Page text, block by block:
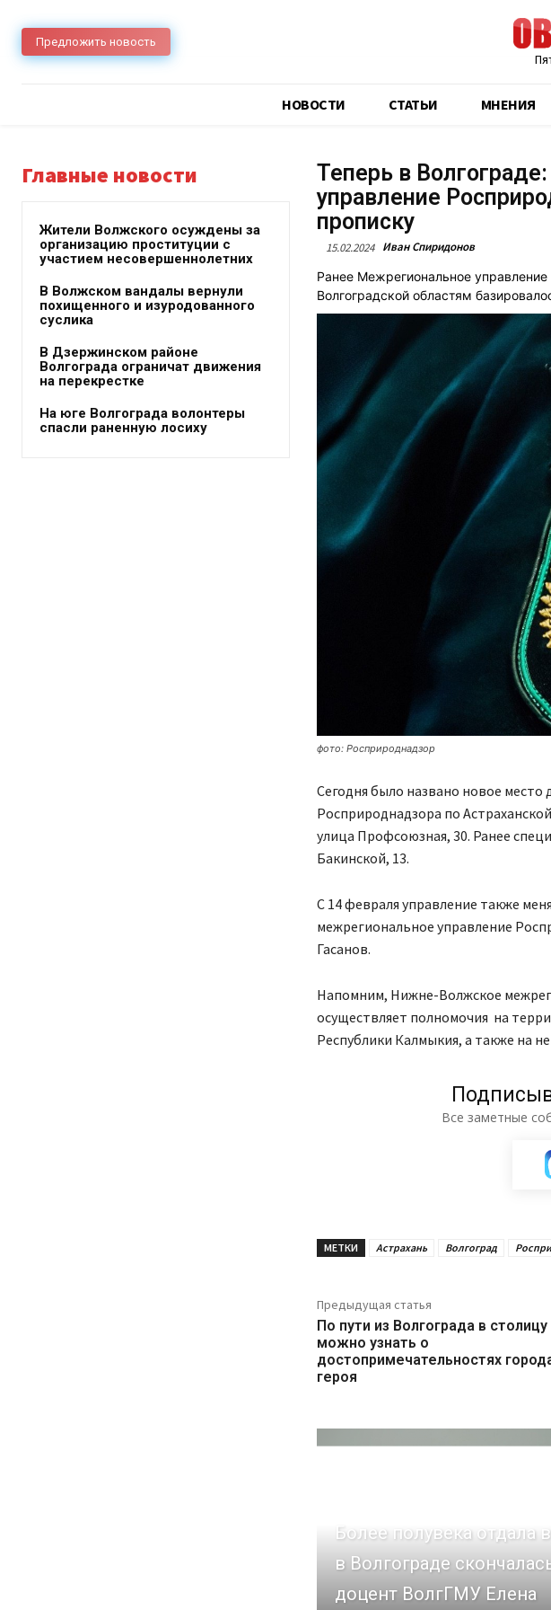
Предложить новость
НОВОСТИ CТАТЬИ МНЕНИЯ
Главные новости
Жители Волжского осуждены за
организацию проституции с
участием несовершеннолетних
В Волжском вандалы вернули
похищенного и изуродованного
суслика
В Дзержинском районе
Волгограда ограничат движения
на перекрестке
На юге Волгограда волонтеры
спасли раненную лосиху
Теперь в
управление
прописку
15.02.2024 Иван Спиридонов
Ранее Межрегиональное
Волгоградской областям
фото: Росприроднадзор
Сегодня было названо новое
Росприроднадзора по
улица Профсоюзная, 30. Ранее
Бакинской, 13.
С 14 февраля управление также
межрегиональное управление
Гасанов.
Напомним, Нижне-Волжское
осуществляет полномочия на
Республики Калмыкия, а также на
Все заметные
МЕТКИ Астрахань Волгоград
Предыдущая статья
По пути из Волгограда в столицу
можно узнать о
достопримечательностях
героя
Более полувека отдала
в Волгограде
доцент ВолгГМУ Елена